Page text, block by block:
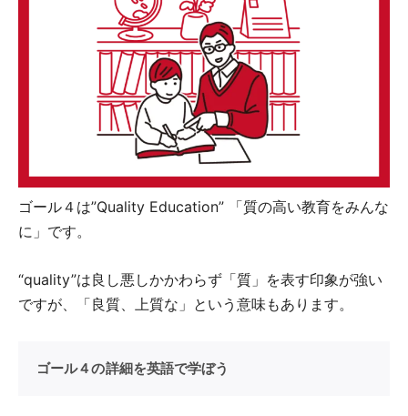
ゴール４は”Quality Education” 「質の高い教育をみんな
に」です。
“quality”は良し悪しかかわらず「質」を表す印象が強い
ですが、「良質、上質な」という意味もあります。
ゴール４の詳細を英語で学ぼう